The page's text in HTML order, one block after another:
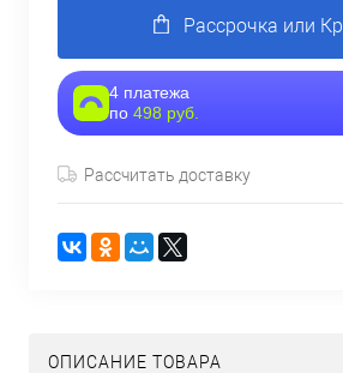
Рассрочка или
4 платежа
по 498 руб.
Рассчитать доставку
ОПИСАНИЕ ТОВАРА